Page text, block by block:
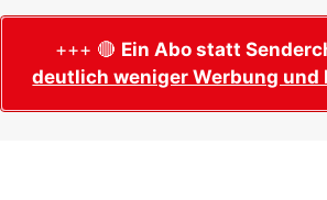
Wer wird Fußball-Weltmeister 2026?
Alle WM 2026 Trainer
+++ 🔴 Ein Abo statt
deutlich weniger Werbung